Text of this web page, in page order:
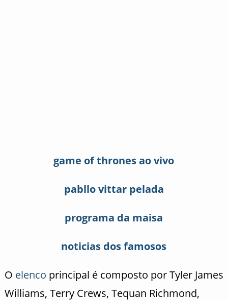
game of thrones ao vivo
pabllo vittar pelada
programa da maisa
noticias dos famosos
O elenco principal é composto por Tyler James
Williams, Terry Crews, Tequan Richmond,